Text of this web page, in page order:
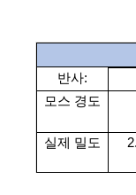
반사:
모스 경도
실제 밀도 2.